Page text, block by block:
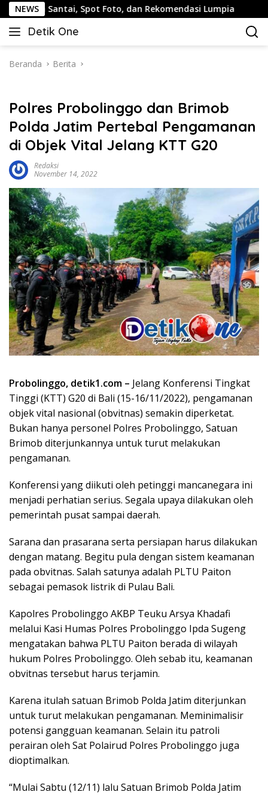
Langsung
ke
konten
NEWS
Spot Foto, dan Rekomendasi Lumpia Panduan
Detik One
Tajam
Fakta
Beranda Berita
Polres Probolinggo dan Brimob
Polda Jatim Pertebal Pengamanan
di Objek Vital Jelang KTT G20
Redaksi
November 14, 2022
Probolinggo, detik1.com – Jelang Konferensi Tingkat
Tinggi (KTT) G20 di Bali (15-16/11/2022), pengamanan
objek vital nasional (obvitnas) semakin diperketat.
Bukan hanya personel Polres Probolinggo, Satuan
Brimob diterjunkannya untuk turut melakukan
pengamanan.
Konferensi yang diikuti oleh petinggi mancanegara ini
menjadi perhatian serius. Segala upaya dilakukan oleh
pemerintah pusat sampai daerah.
Sarana dan prasarana serta persiapan harus dilakukan
dengan matang. Begitu pula dengan sistem keamanan
pada obvitnas. Salah satunya adalah PLTU Paiton
sebagai pemasok listrik di Pulau Bali.
Kapolres Probolinggo AKBP Teuku Arsya Khadafi
melalui Kasi Humas Polres Probolinggo Ipda Sugeng
mengatakan bahwa PLTU Paiton berada di wilayah
hukum Polres Probolinggo. Oleh sebab itu, keamanan
obvitnas tersebut harus terjamin.
Karena itulah satuan Brimob Polda Jatim diterjunkan
untuk turut melakukan pengamanan. Meminimalisir
potensi gangguan keamanan. Selain itu patroli
perairan oleh Sat Polairud Polres Probolinggo juga
dioptimalkan.
“Mulai Sabtu (12/11) lalu Satuan Brimob Polda Jatim